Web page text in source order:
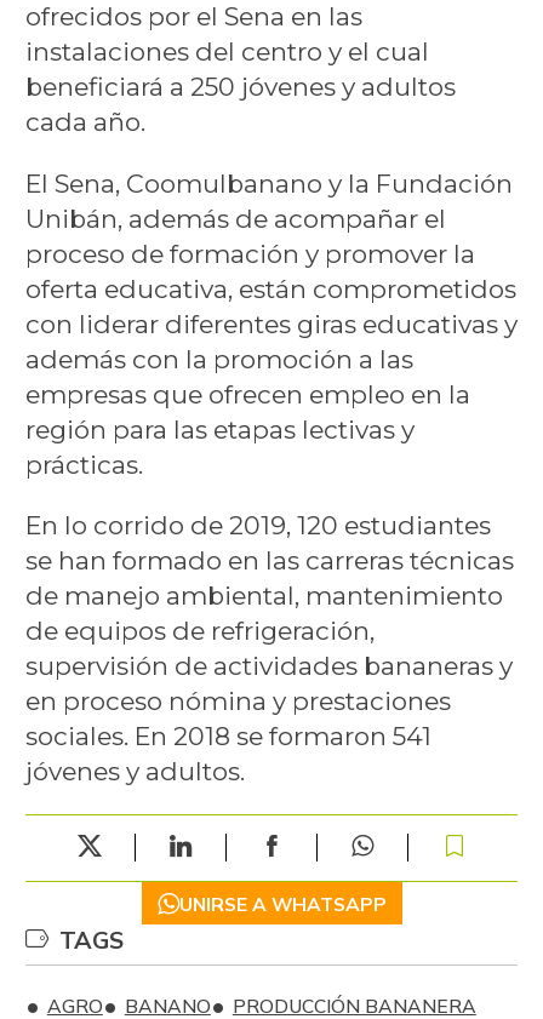
ofrecidos por el Sena en las
instalaciones del centro y el cual
beneficiará a 250 jóvenes y adultos
cada año.
El Sena, Coomulbanano y la Fundación
Unibán, además de acompañar el
proceso de formación y promover la
oferta educativa, están comprometidos
con liderar diferentes giras educativas y
además con la promoción a las
empresas que ofrecen empleo en la
región para las etapas lectivas y
prácticas.
En lo corrido de 2019, 120 estudiantes
se han formado en las carreras técnicas
de manejo ambiental, mantenimiento
de equipos de refrigeración,
supervisión de actividades bananeras y
en proceso nómina y prestaciones
sociales. En 2018 se formaron 541
jóvenes y adultos.
UNIRSE A WHATSAPP
TAGS
AGRO BANANO
PRODUCCIÓN BANANERA